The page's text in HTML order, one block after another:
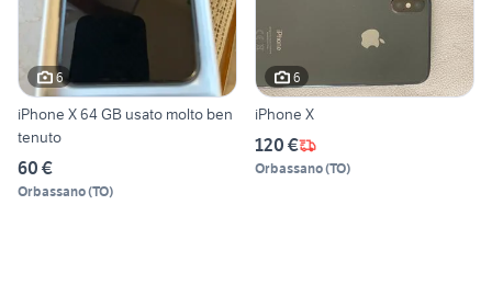
6
iPhone X 64 GB usato molto ben
tenuto
60 €
Orbassano(TO)
6
iPhone X
120 €
Orbassano(TO)